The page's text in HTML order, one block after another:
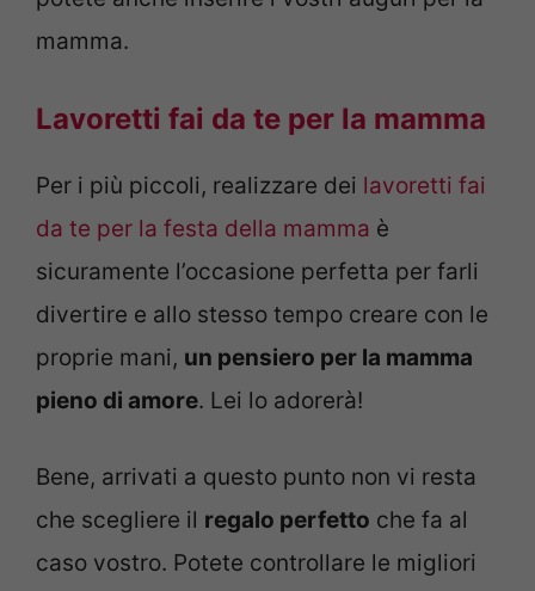
mamma.
Lavoretti fai da te per la mamma
Per i più piccoli, realizzare dei lavoretti fai
da te per la festa della mamma è
sicuramente l’occasione perfetta per farli
divertire e allo stesso tempo creare con le
proprie mani, un pensiero per la mamma
pieno di amore. Lei lo adorerà!
Bene, arrivati a questo punto non vi resta
che scegliere il regalo perfetto che fa al
caso vostro. Potete controllare le migliori